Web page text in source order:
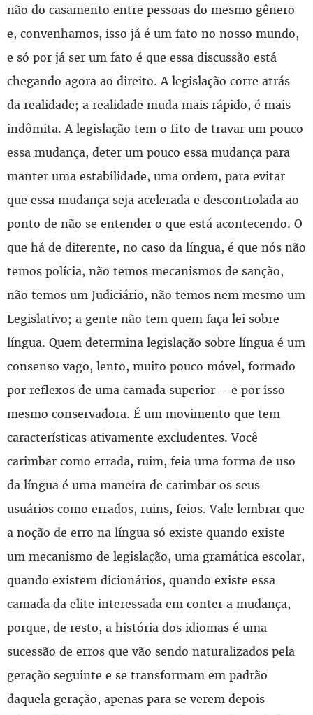
não do casamento entre pessoas do mesmo gênero
e, convenhamos, isso já é um fato no nosso mundo,
e só por já ser um fato é que essa discussão está
chegando agora ao direito. A legislação corre atrás
da realidade; a realidade muda mais rápido, é mais
indômita. A legislação tem o fito de travar um pouco
essa mudança, deter um pouco essa mudança para
manter uma estabilidade, uma ordem, para evitar
que essa mudança seja acelerada e descontrolada ao
ponto de não se entender o que está acontecendo. O
que há de diferente, no caso da língua, é que nós não
temos polícia, não temos mecanismos de sanção,
não temos um Judiciário, não temos nem mesmo um
Legislativo; a gente não tem quem faça lei sobre
língua. Quem determina legislação sobre língua é um
consenso vago, lento, muito pouco móvel, formado
por reflexos de uma camada superior – e por isso
mesmo conservadora. É um movimento que tem
características ativamente excludentes. Você
carimbar como errada, ruim, feia uma forma de uso
da língua é uma maneira de carimbar os seus
usuários como errados, ruins, feios. Vale lembrar que
a noção de erro na língua só existe quando existe
um mecanismo de legislação, uma gramática escolar,
quando existem dicionários, quando existe essa
camada da elite interessada em conter a mudança,
porque, de resto, a história dos idiomas é uma
sucessão de erros que vão sendo naturalizados pela
geração seguinte e se transformam em padrão
daquela geração, apenas para se verem depois